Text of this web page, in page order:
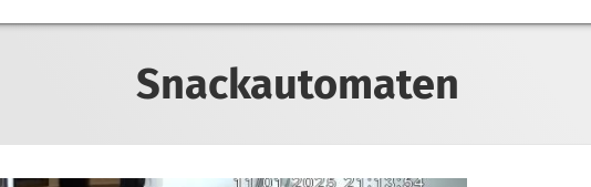
Snackautomaten